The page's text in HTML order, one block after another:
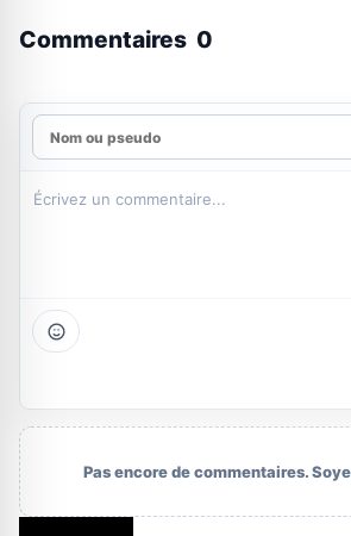
Commentaires 0
Pas encore de commentaires.